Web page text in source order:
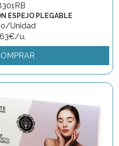
ESPEJO PLEGABLE
Unidad
u.